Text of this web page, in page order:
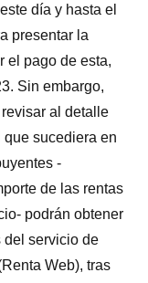
día y hasta el
presentar la
el pago de esta,
Sin embargo,
al detalle
que sucediera en
-
de las rentas
podrán obtener
del servicio de
Web), tras